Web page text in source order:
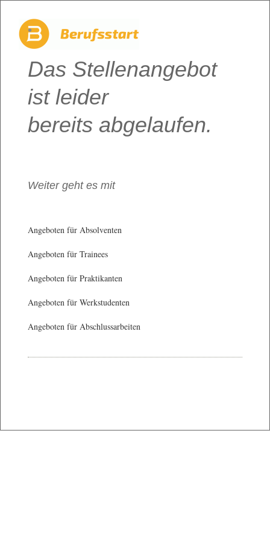
Das Stellenangebot
ist leider
bereits abgelaufen.
Weiter geht es mit
Angeboten für Absolventen
Angeboten für Trainees
Angeboten für Praktikanten
Angeboten für Werkstudenten
Angeboten für Abschlussarbeiten